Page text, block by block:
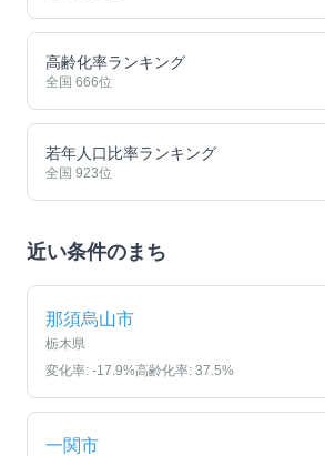
高齢化率ランキング
全国 666位
若年人口比率ランキング
全国 923位
近い条件のまち
那須烏山市
栃木県
変化率: -17.9%高齢化率: 37.5%
一関市